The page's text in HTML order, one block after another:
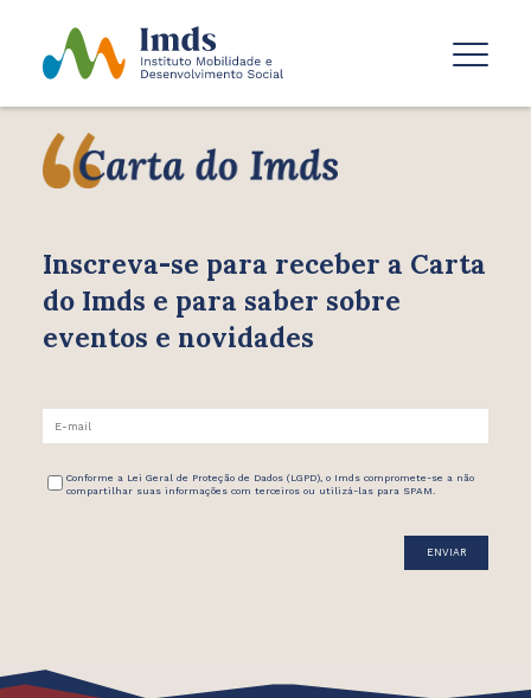
Inscreva-se para receber a Carta
do Imds e para saber sobre
eventos e novidades
Conforme a Lei Geral de Proteção de Dados (LGPD), o Imds compromete-se a não
compartilhar suas informações com terceiros ou utilizá-las para SPAM.